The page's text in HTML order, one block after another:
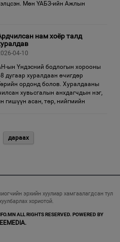
Мөн ҮАБЗ-ийн Ажлын
нам хоёр талд
04-10
ын Үндэсний бодлогын хорооны
дугаар хуралдаан өчигдөр
ордонд болов. Хуралдааны
хувьсгалын анхдагчдын нэг,
гишүүн асан, төр, нийгмийн
дараах
эрхийн хуулиар хамгаалагдсан тул
хориотой.
ALL RIGHTS RESERVED. POWERED BY